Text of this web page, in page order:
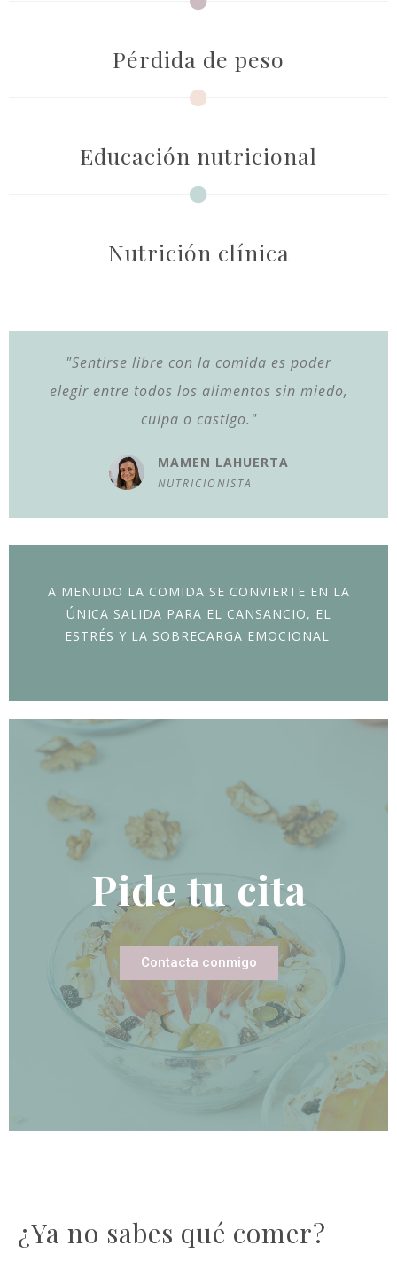
Pérdida de peso
Educación nutricional
Nutrición clínica
"Sentirse libre con la comida es poder
elegir entre todos los alimentos sin miedo,
culpa o castigo."
MAMEN LAHUERTA
NUTRICIONISTA
A MENUDO LA COMIDA SE CONVIERTE EN LA
ÚNICA SALIDA PARA EL CANSANCIO, EL
ESTRÉS Y LA SOBRECARGA EMOCIONAL.
Pide tu cita
Contacta conmigo
¿Ya no sabes qué comer?